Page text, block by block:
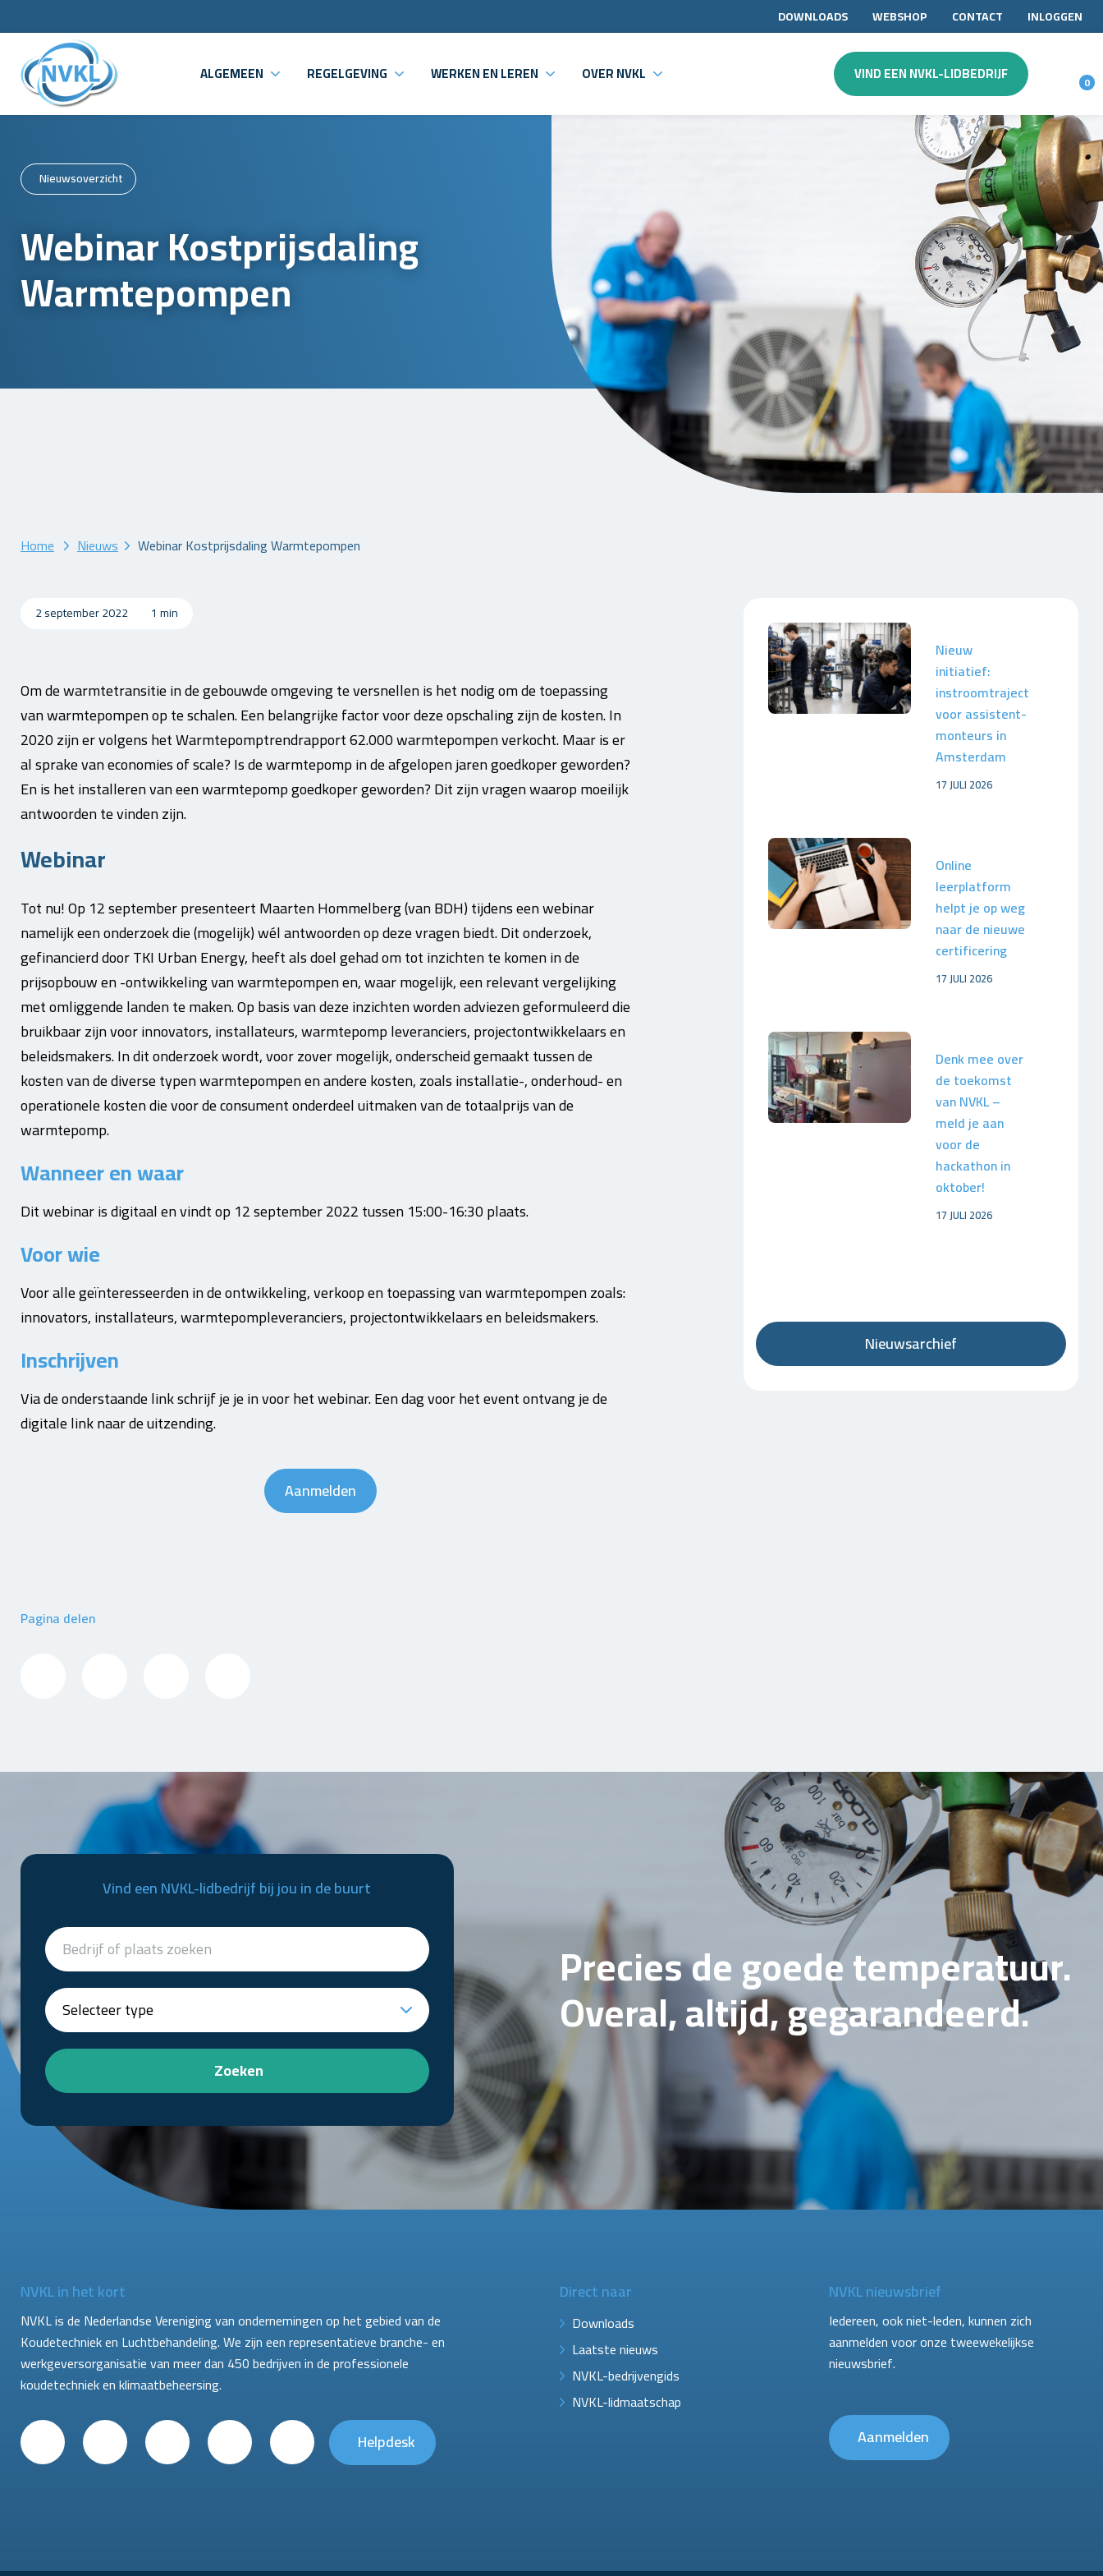
DOWNLOADS WEBSHOP CONTACT INLOGGEN
ALGEMEEN REGELGEVING WERKEN EN LEREN OVER NVKL VIND EEN NVKL-LIDBEDRIJF 0
Nieuwsoverzicht
Webinar Kostprijsdaling
Warmtepompen
Home Nieuws Webinar Kostprijsdaling Warmtepompen
2 september 2022 1 min
Om de warmtetransitie in de gebouwde omgeving te versnellen is het nodig om de toepassing
van warmtepompen op te schalen. Een belangrijke factor voor deze opschaling zijn de kosten. In
2020 zijn er volgens het Warmtepomptrendrapport 62.000 warmtepompen verkocht. Maar is er
al sprake van economies of scale? Is de warmtepomp in de afgelopen jaren goedkoper geworden?
En is het installeren van een warmtepomp goedkoper geworden? Dit zijn vragen waarop moeilijk
antwoorden te vinden zijn.
Webinar
Tot nu! Op 12 september presenteert Maarten Hommelberg (van BDH) tijdens een webinar
namelijk een onderzoek die (mogelijk) wél antwoorden op deze vragen biedt. Dit onderzoek,
gefinancierd door TKI Urban Energy, heeft als doel gehad om tot inzichten te komen in de
prijsopbouw en -ontwikkeling van warmtepompen en, waar mogelijk, een relevant vergelijking
met omliggende landen te maken. Op basis van deze inzichten worden adviezen geformuleerd die
bruikbaar zijn voor innovators, installateurs, warmtepomp leveranciers, projectontwikkelaars en
beleidsmakers. In dit onderzoek wordt, voor zover mogelijk, onderscheid gemaakt tussen de
kosten van de diverse typen warmtepompen en andere kosten, zoals installatie-, onderhoud- en
operationele kosten die voor de consument onderdeel uitmaken van de totaalprijs van de
warmtepomp.
Wanneer en waar
Dit webinar is digitaal en vindt op 12 september 2022 tussen 15:00-16:30 plaats.
Voor wie
Voor alle geïnteresseerden in de ontwikkeling, verkoop en toepassing van warmtepompen zoals:
innovators, installateurs, warmtepompleveranciers, projectontwikkelaars en beleidsmakers.
Inschrijven
Via de onderstaande link schrijf je je in voor het webinar. Een dag voor het event ontvang je de
digitale link naar de uitzending.
Aanmelden
Pagina delen
Nieuw
initiatief:
instroomtraject
voor assistent-
monteurs in
Amsterdam
17 JULI 2026
Online
leerplatform
helpt je op weg
naar de nieuwe
certificering
17 JULI 2026
Denk mee over
de toekomst
van NVKL –
meld je aan
voor de
hackathon in
oktober!
17 JULI 2026
Nieuwsarchief
Vind een NVKL-lidbedrijf bij jou in de buurt
Zoeken
Precies de goede temperatuur.
Overal, altijd, gegarandeerd.
NVKL in het kort
NVKL is de Nederlandse Vereniging van ondernemingen op het gebied van de
Koudetechniek en Luchtbehandeling. We zijn een representatieve branche- en
werkgeversorganisatie van meer dan 450 bedrijven in de professionele
koudetechniek en klimaatbeheersing.
Helpdesk
Direct naar
Downloads
Laatste nieuws
NVKL-bedrijvengids
NVKL-lidmaatschap
NVKL nieuwsbrief
Iedereen, ook niet-leden, kunnen zich
aanmelden voor onze tweewekelijkse
nieuwsbrief.
Aanmelden